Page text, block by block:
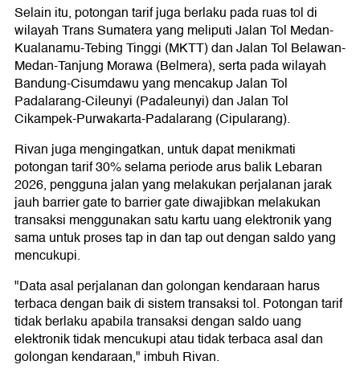
Selain itu, potongan tarif juga berlaku pada ruas tol di
wilayah Trans Sumatera yang meliputi Jalan Tol Medan-
Kualanamu-Tebing Tinggi (MKTT) dan Jalan Tol Belawan-
Medan-Tanjung Morawa (Belmera), serta pada wilayah
Bandung-Cisumdawu yang mencakup Jalan Tol
Padalarang-Cileunyi (Padaleunyi) dan Jalan Tol
Cikampek-Purwakarta-Padalarang (Cipularang).
Rivan juga mengingatkan, untuk dapat menikmati
potongan tarif 30% selama periode arus balik Lebaran
2026, pengguna jalan yang melakukan perjalanan jarak
jauh barrier gate to barrier gate diwajibkan melakukan
transaksi menggunakan satu kartu uang elektronik yang
sama untuk proses tap in dan tap out dengan saldo yang
mencukupi.
"Data asal perjalanan dan golongan kendaraan harus
terbaca dengan baik di sistem transaksi tol. Potongan tarif
tidak berlaku apabila transaksi dengan saldo uang
elektronik tidak mencukupi atau tidak terbaca asal dan
golongan kendaraan," imbuh Rivan.